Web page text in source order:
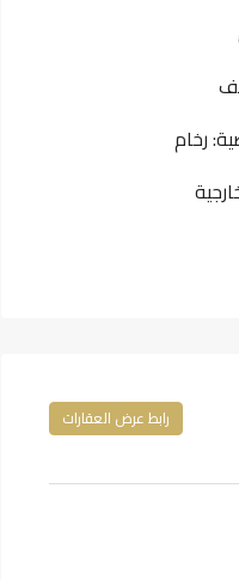
رخام
رابط عرض العقارات